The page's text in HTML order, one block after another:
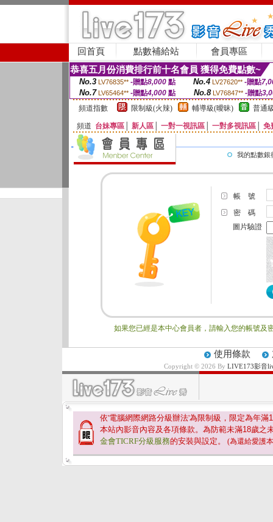
回首頁 點數補給站 會員專區
恭喜五月份消費排行前十名會員 獲得免費點數~
No.3 LV76835** -贈點8,000點 No.4 LV27620** -贈點
No.7 LV65464** -贈點4,000 點 No.8 LV76847** -贈點
頻道指數
限制級(火辣) 輔導級(曖昧) 普通
頻道 台妹專區 新人區 一對一視訊區 一對多視訊區 免
我的點數銀
帳 號
密 碼
圖片驗證
如果您已經是本中心會員者，請輸入您的帳號及
使用條款
Copyright © 2026 By LIVE173影音
依'電腦網際網路分級辦法'為限制級，限定為年滿
本站內影音內容及各項條款。為防範未滿18歲之
金會TICRF分級服務的安裝與設定。 (為還給愛護